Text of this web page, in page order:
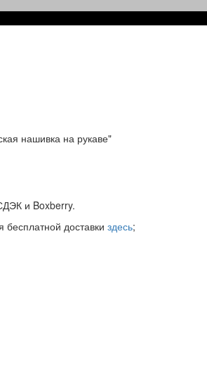
нашивка на рукаве"
и Boxberry.
доставки здесь;